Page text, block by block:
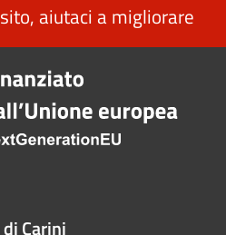
aiutaci a migliorare
Carini